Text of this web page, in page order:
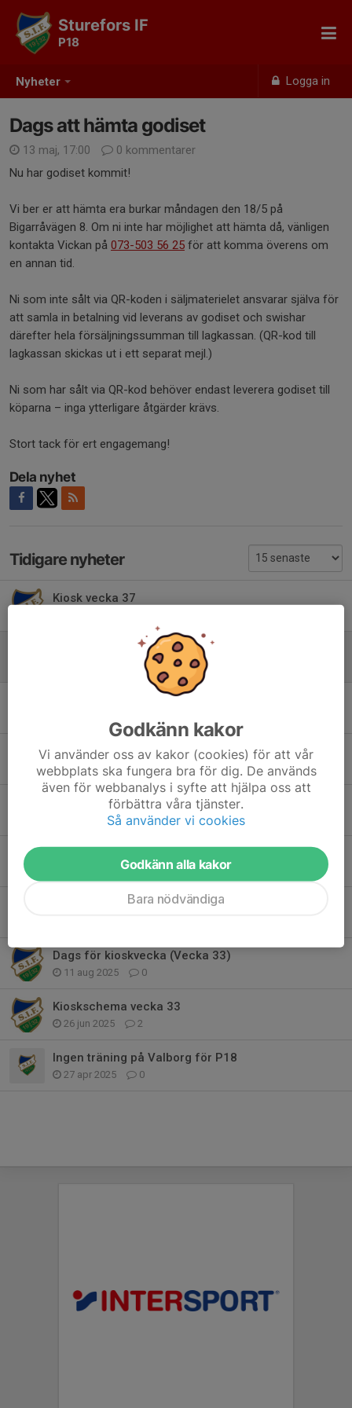
Nyheter Logga in
Sturefors IF
P18
Dags att hämta godiset
13 maj, 17:00
0 kommentarer
Nu har godiset kommit!
Vi ber er att hämta era burkar måndagen den 18/5 på
Bigarråvägen 8. Om ni inte har möjlighet att hämta då, vänligen
kontakta Vickan på 073-503 56 25 för att komma överens om
en annan tid.
Ni som inte sålt via QR-koden i säljmaterielet ansvarar själva för
att samla in betalning vid leverans av godiset och swishar
därefter hela försäljningssumman till lagkassan. (QR-kod till
lagkassan skickas ut i ett separat mejl.)
Ni som har sålt via QR-kod behöver endast leverera godiset till
köparna – inga ytterligare åtgärder krävs.
Stort tack för ert engagemang!
Dela nyhet
Tidigare nyheter
Kiosk vecka 37
Dags att hämta godiset
0
Insamling av beställningar för Godishinken
En vänlig påminnelse och information
31 mar, 21:22 16
Lagkassan Godishinken 🍭
27 mar, 18:02 0
0
Arbetsuppgifter/Checklista för kiosken 2025
Dags för kioskvecka (Vecka 33)
11 aug 2025 0
Kioskschema vecka 33
26 jun 2025 2
Ingen träning på Valborg för P18
27 apr 2025 0
Godkänn kakor
Vi använder oss av kakor (cookies) för att vår
webbplats ska fungera bra för dig. De används
även för webbanalys i syfte att hjälpa oss att
förbättra våra tjänster.
Så använder vi cookies
Godkänn alla kakor
Bara nödvändiga